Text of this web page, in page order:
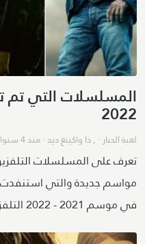
المسلسلات التي تم
2022
لعبة الحبار · ,ذا واكينغ ديد·منذ 4 سنوات
تعرف على المسلسلات
مواسم جديدة والتي استنفدت
في موسم 2021 - 2022 التلفزيوني.